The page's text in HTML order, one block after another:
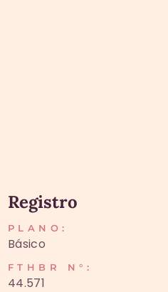
Registro
PLANO:
Básico
FTHBR N°:
44.571